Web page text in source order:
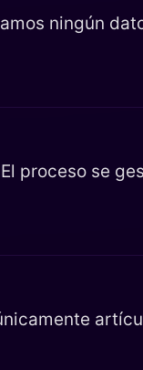
ningún
proceso se